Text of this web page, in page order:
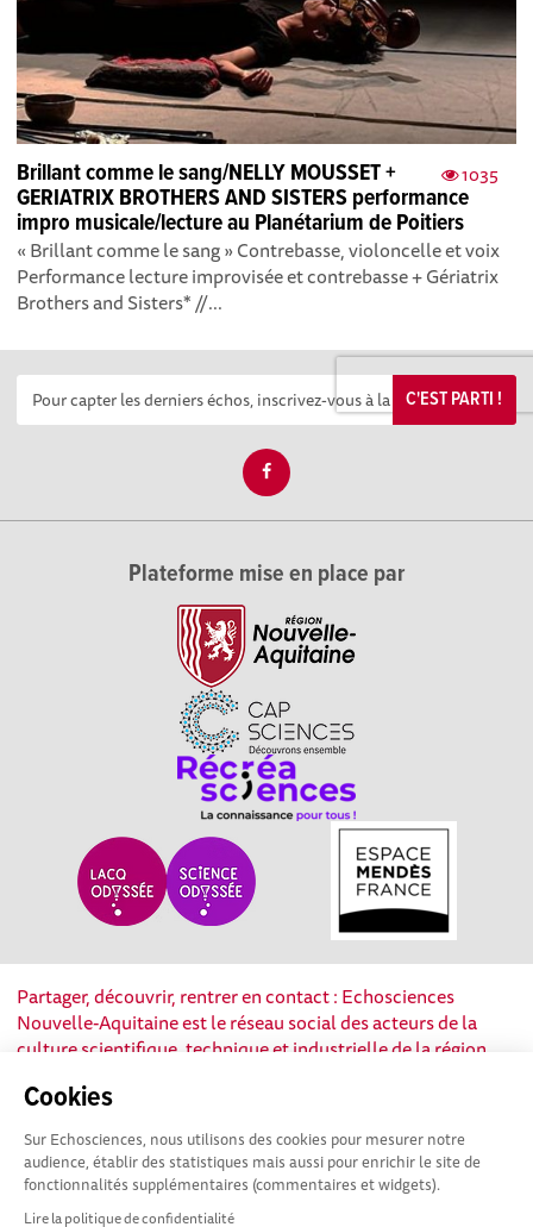
Cookies
Sur Echosciences, nous utilisons des cookies pour mesurer notre
audience, établir des statistiques mais aussi pour enrichir le site de
fonctionnalités supplémentaires (commentaires et widgets).
Lire la politique de confidentialité
1035
Brillant comme le sang/NELLY MOUSSET +
GERIATRIX BROTHERS AND SISTERS performance
impro musicale/lecture au Planétarium de Poitiers
« Brillant comme le sang » Contrebasse, violoncelle et voix
Performance lecture improvisée et contrebasse + Gériatrix
Brothers and Sisters* //...
C'EST PARTI !
Plateforme mise en place par
Partager, découvrir, rentrer en contact : Echosciences
Nouvelle-Aquitaine est le réseau social des acteurs de la
culture scientifique, technique et industrielle de la région.
Mentions légales
|Ligne éditoriale